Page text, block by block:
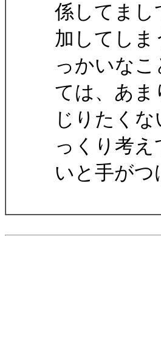
係してまし
加してしま
っかいな
ては、あま
じりたく
っくり考
いと手が